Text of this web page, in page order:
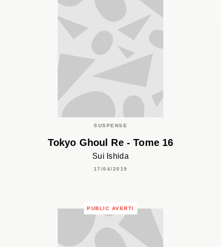
SUSPENSE
Tokyo Ghoul Re - Tome 16
Sui Ishida
17/04/2019
PUBLIC AVERTI